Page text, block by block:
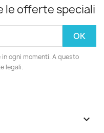
le offerte speciali
in ogni momenti. A questo
legali.
